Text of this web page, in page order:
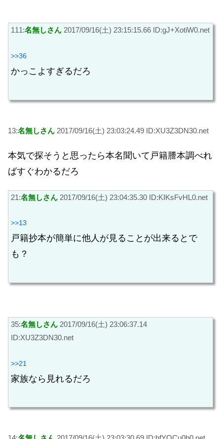
111:名無しさん 2017/09/16(土) 23:15:15.66 ID:gJ+XotiW0.net
>>36
かっこよすぎるだろ
13:名無しさん 2017/09/16(土) 23:03:24.49 ID:XU3Z3DN30.net
本気で探そうと思ったら本名聞いて戸籍謄本調べれ
ばすぐわかるだろ
21:名無しさん 2017/09/16(土) 23:04:35.30 ID:KIKsFvHL0.net
>>13
戸籍抄本が簡単に他人が見ることが出来るとで
も？
35:名無しさん 2017/09/16(土) 23:06:37.14
ID:XU3Z3DN30.net
>>21
家族なら見れるだろ